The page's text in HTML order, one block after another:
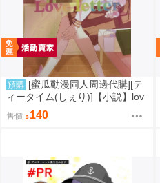
預購 [蜜瓜動漫同人周邊代購][テ
ィータイム(しぇり)]【小説】lov
eletter(2.5次元的誘惑)(同人誌)
售價 140